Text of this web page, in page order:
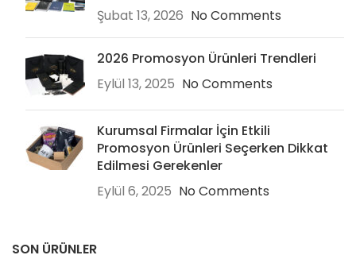
Şubat 13, 2026 No Comments
2026 Promosyon Ürünleri Trendleri
Eylül 13, 2025 No Comments
Kurumsal Firmalar İçin Etkili
Promosyon Ürünleri Seçerken Dikkat
Edilmesi Gerekenler
Eylül 6, 2025 No Comments
SON ÜRÜNLER